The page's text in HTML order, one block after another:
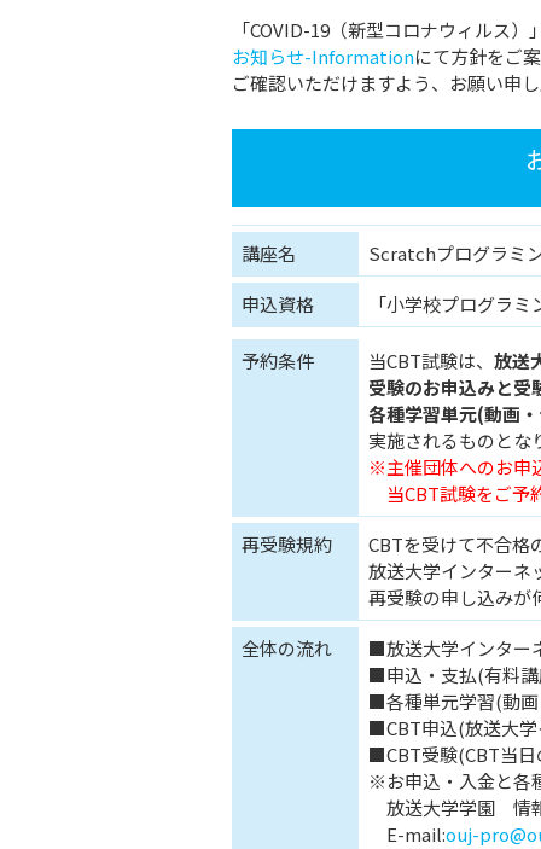
「COVID-19（新型コロナウィルス
お知らせ-Informationにて方針をご
ご確認いただけますよう、お願い申し
講座名
Scratchプログラミ
申込資格
「小学校プログラ
予約条件 当CBT試験は、 放送
受験のお申込みと受
各種学習単元(動画
実施されるものとな
※主催団体へのお申
当CBT試験をご予
再受験規約
CBTを受けて不合格
放送大学インターネ
再受験の申し込みが
全体の流れ
■放送大学インター
■申込・支払(有料
■各種単元学習(動画
■CBT申込(放送大学
■CBT受験(CBT当日
※お申込・入金と各
放送大学学園 情
E-mail:ouj-